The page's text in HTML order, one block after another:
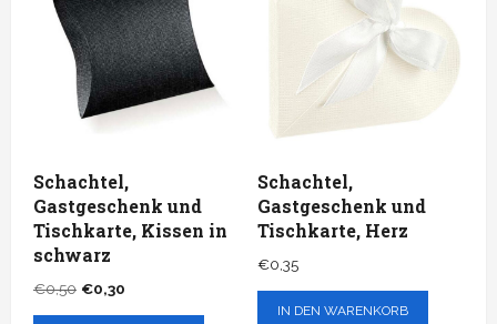
Schachtel,
Gastgeschenk und
Tischkarte, Kissen in
schwarz
€0,50 Ursprünglicher
Preis
€0,30
Preis
Schachtel,
Gastgeschenk und
Tischkarte, Herz
€0,35
IN DEN WARENKORB